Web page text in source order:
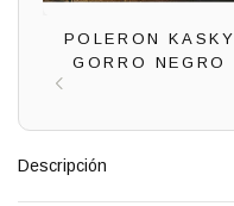
POLERON KASKY
GORRO NEGRO
Descripción